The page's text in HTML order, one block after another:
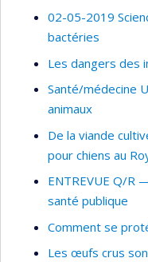
02-05-2019
bactéries
Les dangers des
Santé/médecine
animaux
De la viande
pour chiens au
ENTREVUE Q/R
santé publique
Comment se
Les œufs crus